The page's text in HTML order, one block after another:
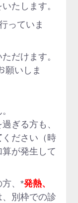
たします。
っていま
だけます。
願いしま
ぎる方も、
ください（時
が発生して
方、*発熱、
別枠での診